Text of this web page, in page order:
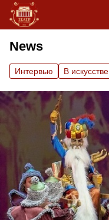
News
Интервью В искусстве